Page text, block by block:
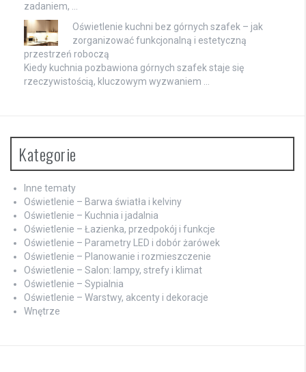
zadaniem, …
Oświetlenie kuchni bez górnych szafek – jak
zorganizować funkcjonalną i estetyczną
przestrzeń roboczą
Kiedy kuchnia pozbawiona górnych szafek staje się
rzeczywistością, kluczowym wyzwaniem …
Kategorie
Inne tematy
Oświetlenie – Barwa światła i kelviny
Oświetlenie – Kuchnia i jadalnia
Oświetlenie – Łazienka, przedpokój i funkcje
Oświetlenie – Parametry LED i dobór żarówek
Oświetlenie – Planowanie i rozmieszczenie
Oświetlenie – Salon: lampy, strefy i klimat
Oświetlenie – Sypialnia
Oświetlenie – Warstwy, akcenty i dekoracje
Wnętrze